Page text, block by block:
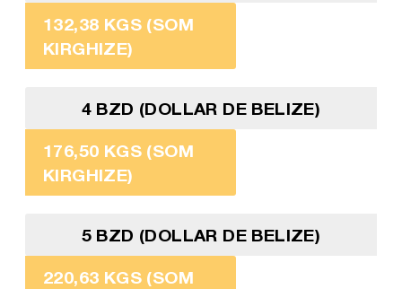
132,38 KGS (SOM
KIRGHIZE)
4 BZD (DOLLAR DE BELIZE)
176,50 KGS (SOM
KIRGHIZE)
5 BZD (DOLLAR DE BELIZE)
220,63 KGS (SOM